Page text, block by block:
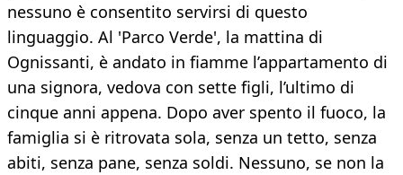
nessuno è consentito servirsi di questo
linguaggio. Al 'Parco Verde', la mattina di
Ognissanti, è andato in fiamme l’appartamento di
una signora, vedova con sette figli, l’ultimo di
cinque anni appena. Dopo aver spento il fuoco, la
famiglia si è ritrovata sola, senza un tetto, senza
abiti, senza pane, senza soldi. Nessuno, se non la